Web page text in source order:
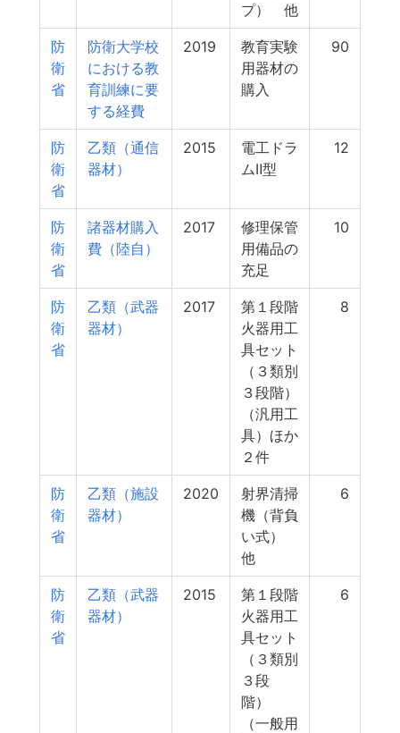
プ） 他
防
衛
省
防衛大学校
における教
育訓練に要
する経費
2019
教育実験
用器材の
購入
90
防
衛
省
乙類（通信
器材）
2015
電工ドラ
ムⅡ型
12
防
衛
省
諸器材購入
費（陸自）
2017
修理保管
用備品の
充足
10
防
衛
省
乙類（武器
器材）
2017
第１段階
火器用工
具セット
（３類別
３段階）
（汎用工
具）ほか
２件
8
防
衛
省
乙類（施設
器材）
2020
射界清掃
機（背負
い式）
他
6
防
衛
省
乙類（武器
器材）
2015
第１段階
火器用工
具セット
（３類別
３段
階）
（一般用
6